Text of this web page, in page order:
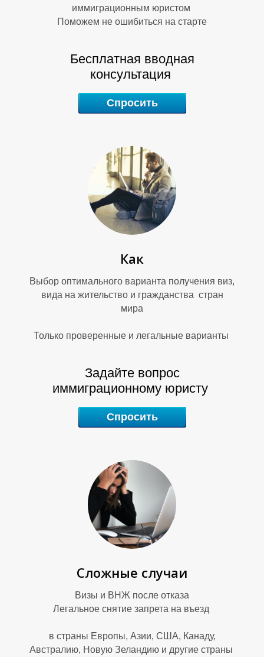
А
Н
U
K
иммиграционным юристом
Поможем не ошибиться на старте
Бесплатная вводная
консультация
Спросить
Как
Выбор оптимального варианта получения виз,
вида на жительство и гражданства стран
мира
Только проверенные и легальные варианты
Задайте вопрос
иммиграционному юристу
Спросить
Сложные случаи
Визы и ВНЖ после отказа
Легальное снятие запрета на въезд
в страны Европы, Азии, США, Канаду,
Австралию, Новую Зеландию и другие страны